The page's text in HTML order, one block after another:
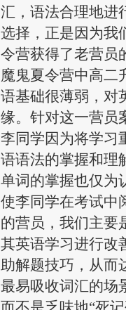
汇，语法合理地进
选择，正是因为我
令营获得了老营员
魔鬼夏令营中高二
语基础很薄弱，对
缘。针对这一营员
李同学因为将学习
语语法的掌握和理
单词的掌握也仅为
使李同学在考试中
的营员，我们主要
其英语学习进行改
助解题技巧，从而
最易吸收词汇的场